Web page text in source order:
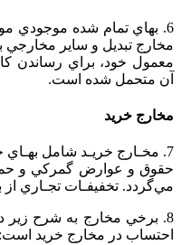
6. بهاي‌ تمام‌ شده‌ موجودي‌
مخارج‌ تبديل‌ و ساير مخارجي‌
معمول‌ خود، براي‌ رساندن‌
آن‌ متحمل‌ شده‌ است‌.
مخارج‌ خريد
7. مخـارج‌ خريـد شامل‌
حقوق‌ و عوارض‌ گمركي‌ و
مي‌گردد. تخفيفـات‌ تجـاري‌
8. برخي‌ مخارج‌ به‌ شرح‌
احتساب‌ در مخارج‌ خريد است‌: